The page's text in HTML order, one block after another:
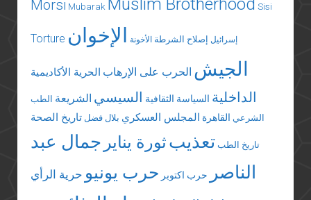
Morsi Mubarak Sisi
Torture إسرائيل إصلاح الشرطة الأخونة الإخوان
الجيش الحرب على الإرهاب الحرية الأكاديمية
الداخلية السياسة الثقافية السيسي الشريعة الطب
الشرعي القاهرة المجلس العسكري بلال فضل تاريخ الصحة
تاريخ الطب تعذيبثورة يناير جمال عبد
الناصر
حرب اكتوبر حرب يونيو حرية الرأي